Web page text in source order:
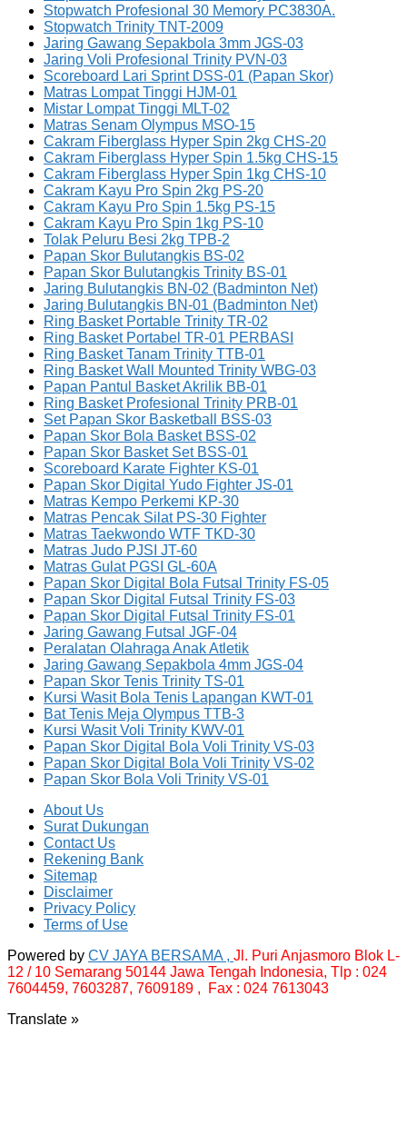
Stopwatch Profesional 30 Memory PC3830A.
Stopwatch Trinity TNT-2009
Jaring Gawang Sepakbola 3mm JGS-03
Jaring Voli Profesional Trinity PVN-03
Scoreboard Lari Sprint DSS-01 (Papan Skor)
Matras Lompat Tinggi HJM-01
Mistar Lompat Tinggi MLT-02
Matras Senam Olympus MSO-15
Cakram Fiberglass Hyper Spin 2kg CHS-20
Cakram Fiberglass Hyper Spin 1.5kg CHS-15
Cakram Fiberglass Hyper Spin 1kg CHS-10
Cakram Kayu Pro Spin 2kg PS-20
Cakram Kayu Pro Spin 1.5kg PS-15
Cakram Kayu Pro Spin 1kg PS-10
Tolak Peluru Besi 2kg TPB-2
Papan Skor Bulutangkis BS-02
Papan Skor Bulutangkis Trinity BS-01
Jaring Bulutangkis BN-02 (Badminton Net)
Jaring Bulutangkis BN-01 (Badminton Net)
Ring Basket Portable Trinity TR-02
Ring Basket Portabel TR-01 PERBASI
Ring Basket Tanam Trinity TTB-01
Ring Basket Wall Mounted Trinity WBG-03
Papan Pantul Basket Akrilik BB-01
Ring Basket Profesional Trinity PRB-01
Set Papan Skor Basketball BSS-03
Papan Skor Bola Basket BSS-02
Papan Skor Basket Set BSS-01
Scoreboard Karate Fighter KS-01
Papan Skor Digital Yudo Fighter JS-01
Matras Kempo Perkemi KP-30
Matras Pencak Silat PS-30 Fighter
Matras Taekwondo WTF TKD-30
Matras Judo PJSI JT-60
Matras Gulat PGSI GL-60A
Papan Skor Digital Bola Futsal Trinity FS-05
Papan Skor Digital Futsal Trinity FS-03
Papan Skor Digital Futsal Trinity FS-01
Jaring Gawang Futsal JGF-04
Peralatan Olahraga Anak Atletik
Jaring Gawang Sepakbola 4mm JGS-04
Papan Skor Tenis Trinity TS-01
Kursi Wasit Bola Tenis Lapangan KWT-01
Bat Tenis Meja Olympus TTB-3
Kursi Wasit Voli Trinity KWV-01
Papan Skor Digital Bola Voli Trinity VS-03
Papan Skor Digital Bola Voli Trinity VS-02
Papan Skor Bola Voli Trinity VS-01
About Us
Surat Dukungan
Contact Us
Rekening Bank
Sitemap
Disclaimer
Privacy Policy
Terms of Use
Powered by CV JAYA BERSAMA , Jl. Puri Anjasmoro Blok L-
12 / 10 Semarang 50144 Jawa Tengah Indonesia, Tlp : 024
7604459, 7603287, 7609189 , Fax : 024 7613043
Translate »